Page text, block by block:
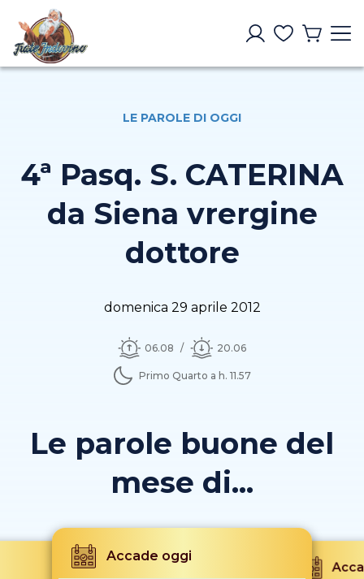
LE PAROLE DI OGGI
4ª Pasq. S. CATERINA
da Siena vrergine
dottore
domenica 29 aprile 2012
06.08 20.06
Primo Quarto a h. 11.57
Le parole buone del
mese di...
Accade oggi